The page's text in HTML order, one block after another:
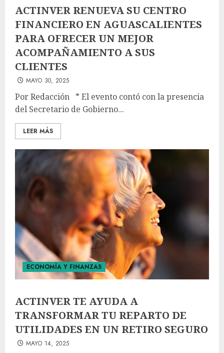
ACTINVER RENUEVA SU CENTRO
FINANCIERO EN AGUASCALIENTES
PARA OFRECER UN MEJOR
ACOMPAÑAMIENTO A SUS
CLIENTES
MAYO 30, 2025
Por Redacción * El evento contó con la presencia
del Secretario de Gobierno...
LEER MÁS
ECONOMÍA Y FINANZAS
ACTINVER TE AYUDA A
TRANSFORMAR TU REPARTO DE
UTILIDADES EN UN RETIRO SEGURO
MAYO 14, 2025